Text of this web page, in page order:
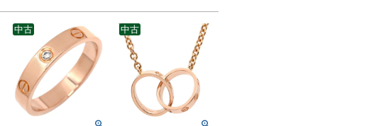
中古 中古